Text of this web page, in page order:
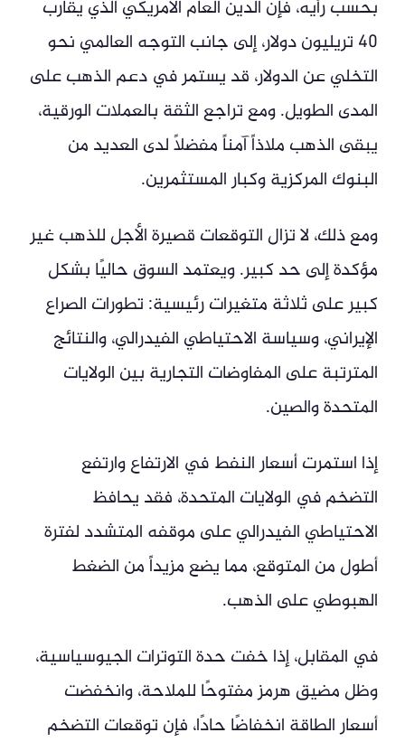
بحسب رأيه، فإن الدين العام الأمريكي الذي يقارب
40 تريليون دولار، إلى جانب التوجه العالمي نحو
التخلي عن الدولار، قد يستمر في دعم الذهب على
المدى الطويل. ومع تراجع الثقة بالعملات الورقية،
يبقى الذهب ملاذاً آمناً مفضلاً لدى العديد من
البنوك المركزية وكبار المستثمرين.
ومع ذلك، لا تزال التوقعات قصيرة الأجل للذهب غير
مؤكدة إلى حد كبير. ويعتمد السوق حاليًا بشكل
كبير على ثلاثة متغيرات رئيسية: تطورات الصراع
الإيراني، وسياسة الاحتياطي الفيدرالي، والنتائج
المترتبة على المفاوضات التجارية بين الولايات
المتحدة والصين.
إذا استمرت أسعار النفط في الارتفاع وارتفع
التضخم في الولايات المتحدة، فقد يحافظ
الاحتياطي الفيدرالي على موقفه المتشدد لفترة
أطول من المتوقع، مما يضع مزيداً من الضغط
الهبوطي على الذهب.
في المقابل، إذا خفت حدة التوترات الجيوسياسية،
وظل مضيق هرمز مفتوحًا للملاحة، وانخفضت
أسعار الطاقة انخفاضًا حادًا، فإن توقعات التضخم